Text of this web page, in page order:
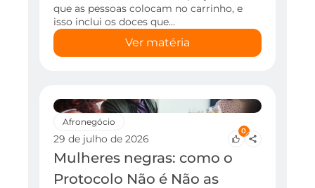
que as pessoas colocam no carrinho, e
isso inclui os doces que…
Ver matéria
Afronegócio
29 de julho de 2026
0
Mulheres negras: como o
Protocolo Não é Não as